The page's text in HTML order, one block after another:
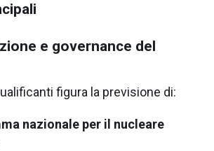
e governance del
figura la previsione di:
nazionale per il nucleare